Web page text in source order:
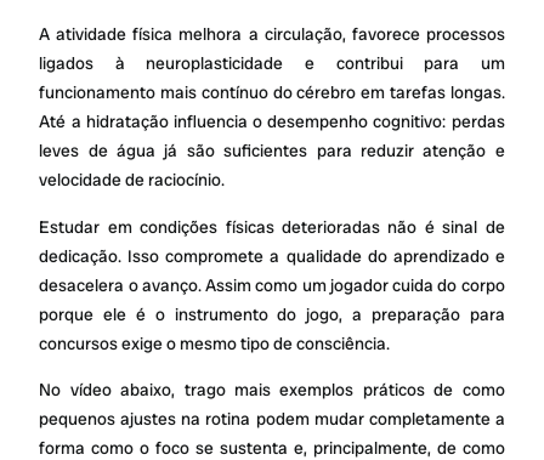
A atividade física melhora a circulação, favorece processos
ligados à neuroplasticidade e contribui para um
funcionamento mais contínuo do cérebro em tarefas longas.
Até a hidratação influencia o desempenho cognitivo: perdas
leves de água já são suficientes para reduzir atenção e
velocidade de raciocínio.
Estudar em condições físicas deterioradas não é sinal de
dedicação. Isso compromete a qualidade do aprendizado e
desacelera o avanço. Assim como um jogador cuida do corpo
porque ele é o instrumento do jogo, a preparação para
concursos exige o mesmo tipo de consciência.
No vídeo abaixo, trago mais exemplos práticos de como
pequenos ajustes na rotina podem mudar completamente a
forma como o foco se sustenta e, principalmente, de como